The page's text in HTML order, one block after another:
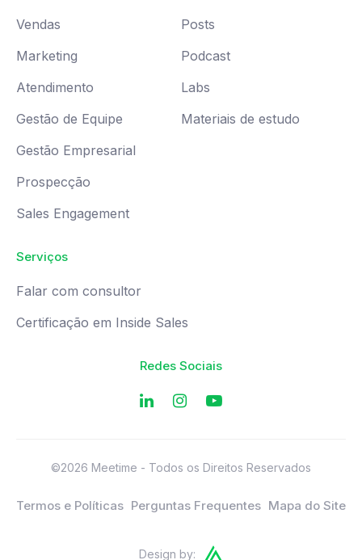
Vendas
Marketing
Atendimento
Gestão de Equipe
Gestão Empresarial
Prospecção
Sales Engagement
Posts
Podcast
Labs
Materiais de estudo
Serviços
Falar com consultor
Certificação em Inside Sales
Redes Sociais
©2026 Meetime - Todos os Direitos Reservados
Termos e Políticas Perguntas Frequentes Mapa do Site
Design by: